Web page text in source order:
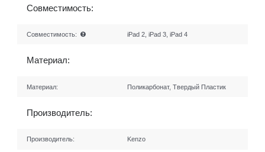
Совместимость:
Совместимость: iPad 2, iPad 3, iPad 4
Материал:
Материал: Поликарбонат, Твердый Пластик
Производитель:
Производитель: Kenzo